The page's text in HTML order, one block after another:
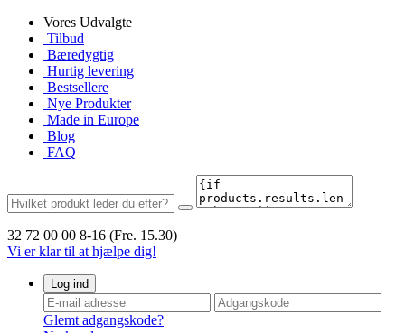
Vores Udvalgte
Tilbud
Bæredygtig
Hurtig levering
Bestsellere
Nye Produkter
Made in Europe
Blog
FAQ
32 72 00 00 8-16 (Fre. 15.30)
Vi er klar til at hjælpe dig!
Log ind
Glemt adgangskode?